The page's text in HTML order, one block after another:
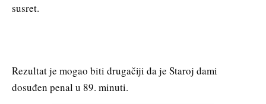
susret.
Rezultat je mogao biti drugačiji da je Staroj dami
dosuđen penal u 89. minuti.